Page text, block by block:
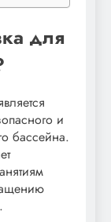
для
и
бассейна.